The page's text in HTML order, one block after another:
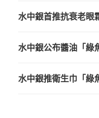
水中銀首推抗衰老眼
水中銀公布醬油「綠
水中銀推衛生巾「綠